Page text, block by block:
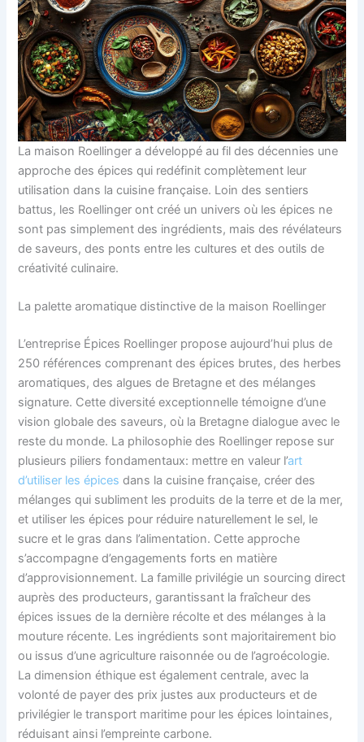
La maison Roellinger a développé au fil des décennies une
approche des épices qui redéfinit complètement leur
utilisation dans la cuisine française. Loin des sentiers
battus, les Roellinger ont créé un univers où les épices ne
sont pas simplement des ingrédients, mais des révélateurs
de saveurs, des ponts entre les cultures et des outils de
créativité culinaire.
La palette aromatique distinctive de la maison Roellinger
L’entreprise Épices Roellinger propose aujourd’hui plus de
250 références comprenant des épices brutes, des herbes
aromatiques, des algues de Bretagne et des mélanges
signature. Cette diversité exceptionnelle témoigne d’une
vision globale des saveurs, où la Bretagne dialogue avec le
reste du monde. La philosophie des Roellinger repose sur
plusieurs piliers fondamentaux: mettre en valeur l’art
d’utiliser les épices dans la cuisine française, créer des
mélanges qui subliment les produits de la terre et de la mer,
et utiliser les épices pour réduire naturellement le sel, le
sucre et le gras dans l’alimentation. Cette approche
s’accompagne d’engagements forts en matière
d’approvisionnement. La famille privilégie un sourcing direct
auprès des producteurs, garantissant la fraîcheur des
épices issues de la dernière récolte et des mélanges à la
mouture récente. Les ingrédients sont majoritairement bio
ou issus d’une agriculture raisonnée ou de l’agroécologie.
La dimension éthique est également centrale, avec la
volonté de payer des prix justes aux producteurs et de
privilégier le transport maritime pour les épices lointaines,
réduisant ainsi l’empreinte carbone.